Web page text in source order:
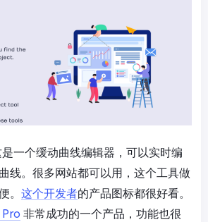
一个缓动曲线编辑器，可以实时编
线。很多网站都可以用，这个工具做
。 这个开发者的产品图标都很好看。
非常成功的一个产品，功能也很